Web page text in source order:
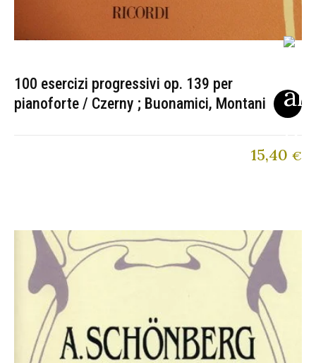
100 esercizi progressivi op. 139 per
pianoforte / Czerny ; Buonamici, Montani
15,40 €